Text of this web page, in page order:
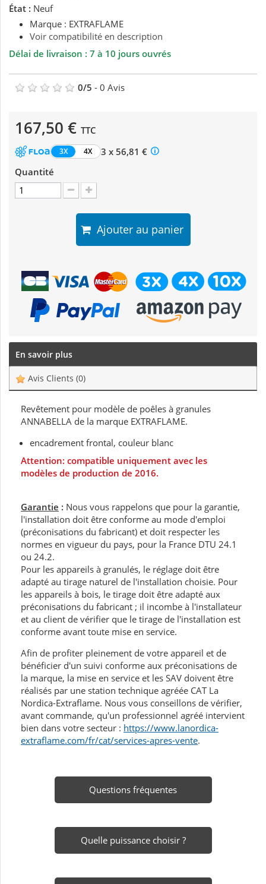
État : Neuf
Marque : EXTRAFLAME
Voir compatibilité en description
Délai de livraison : 7 à 10 jours ouvrés
0/5 - 0 Avis
167,50 € TTC
3X 4X
3 x 56,81 €
Quantité
Ajouter au panier
En savoir plus
Avis Clients (0)
Revêtement pour modèle de poêles à granules
ANNABELLA de la marque EXTRAFLAME.
encadrement frontal, couleur blanc
Attention: compatible uniquement avec les
modèles de production de 2016.
Garantie : Nous vous rappelons que pour la garantie,
l'installation doit être conforme au mode d'emploi
(préconisations du fabricant) et doit respecter les
normes en vigueur du pays, pour la France DTU 24.1
ou 24.2.
Pour les appareils à granulés, le réglage doit être
adapté au tirage naturel de l'installation choisie. Pour
les appareils à bois, le tirage doit être adapté aux
préconisations du fabricant ; il incombe à l'installateur
et au client de vérifier que le tirage de l'installation est
conforme avant toute mise en service.
Afin de profiter pleinement de votre appareil et de
bénéficier d'un suivi conforme aux préconisations de
la marque, la mise en service et les SAV doivent être
réalisés par une station technique agréée CAT La
Nordica-Extraflame. Nous vous conseillons de vérifier,
avant commande, qu'un professionnel agréé intervient
bien dans votre secteur : https://www.lanordica-
extraflame.com/fr/cat/services-apres-vente.
Questions fréquentes
Quelle puissance choisir ?